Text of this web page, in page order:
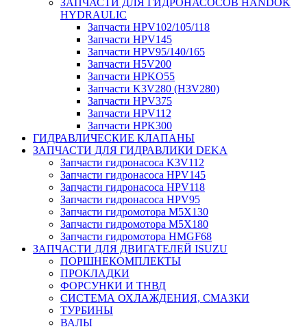
HYDRAULIC
Запчасти HPV102/105/118
Запчасти HPV145
Запчасти HPV95/140/165
Запчасти H5V200
Запчасти HPKO55
Запчасти K3V280 (H3V280)
Запчасти HPV375
Запчасти HPV112
Запчасти HPK300
ГИДРАВЛИЧЕСКИЕ КЛАПАНЫ
ЗАПЧАСТИ ДЛЯ ГИДРАВЛИКИ DEKA
Запчасти гидронасоса K3V112
Запчасти гидронасоса HPV145
Запчасти гидронасоса HPV118
Запчасти гидронасоса HPV95
Запчасти гидромотора M5X130
Запчасти гидромотора M5X180
Запчасти гидромотора HMGF68
ЗАПЧАСТИ ДЛЯ ДВИГАТЕЛЕЙ ISUZU
ПОРШНЕКОМПЛЕКТЫ
ПРОКЛАДКИ
ФОРСУНКИ И ТНВД
СИСТЕМА ОХЛАЖДЕНИЯ, СМАЗКИ
ТУРБИНЫ
ВАЛЫ